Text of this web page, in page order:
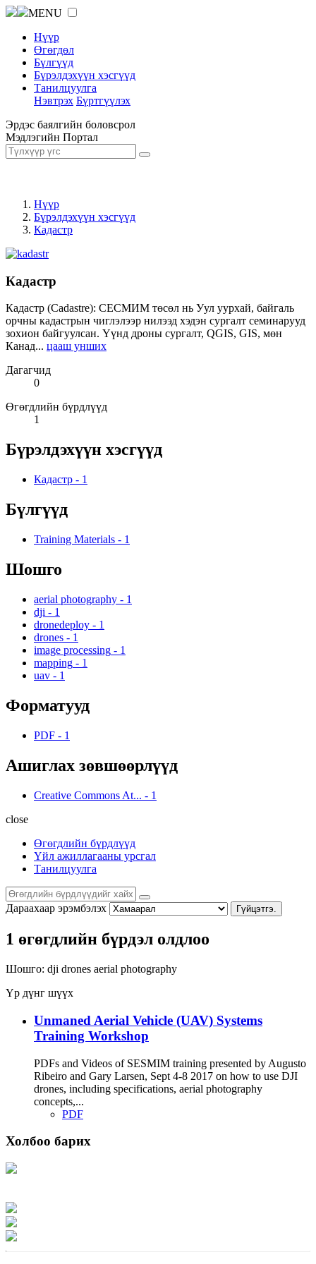
MENU
Нүүр
Өгөгдөл
Бүлгүүд
Бүрэлдэхүүн хэсгүүд
Танилцуулга
Нэвтрэх Бүртгүүлэх
Эрдэс баялгийн боловсрол
Мэдлэгийн Портал
Нүүр
Бүрэлдэхүүн хэсгүүд
Кадастр
Кадастр
Кадастр (Cadastre): СЕСМИМ төсөл нь Уул уурхай, байгаль
орчны кадастрын чиглэлээр нилээд хэдэн сургалт семинарууд
зохион байгуулсан. Үүнд дроны сургалт, QGIS, GIS, мөн
Канад... цааш унших
Дагагчид
0
Өгөгдлийн бүрдлүүд
1
Бүрэлдэхүүн хэсгүүд
Кадастр - 1
Бүлгүүд
Training Materials - 1
Шошго
aerial photography - 1
dji - 1
dronedeploy - 1
drones - 1
image processing - 1
mapping - 1
uav - 1
Форматууд
PDF - 1
Ашиглах зөвшөөрлүүд
Creative Commons At... - 1
close
Өгөгдлийн бүрдлүүд
Үйл ажиллагааны урсгал
Танилцуулга
Дараахаар эрэмбэлэх Гүйцэтгэ.
1 өгөгдлийн бүрдэл олдлоо
Шошго: dji drones aerial photography
Үр дүнг шүүх
Unmaned Aerial Vehicle (UAV) Systems
Training Workshop
PDFs and Videos of SESMIM training presented by Augusto
Ribeiro and Gary Larsen, Sept 4-8 2017 on how to use DJI
drones, including specifications, aerial photography
concepts,...
PDF
Холбоо барих